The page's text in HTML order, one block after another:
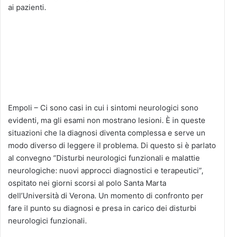
ai pazienti.
Empoli – Ci sono casi in cui i sintomi neurologici sono
evidenti, ma gli esami non mostrano lesioni. È in queste
situazioni che la diagnosi diventa complessa e serve un
modo diverso di leggere il problema. Di questo si è parlato
al convegno “Disturbi neurologici funzionali e malattie
neurologiche: nuovi approcci diagnostici e terapeutici”,
ospitato nei giorni scorsi al polo Santa Marta
dell’Università di Verona. Un momento di confronto per
fare il punto su diagnosi e presa in carico dei disturbi
neurologici funzionali.